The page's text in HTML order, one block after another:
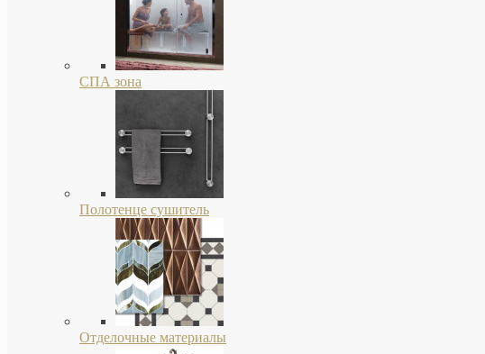
СПА зона
Полотенце сушитель
Отделочные материалы